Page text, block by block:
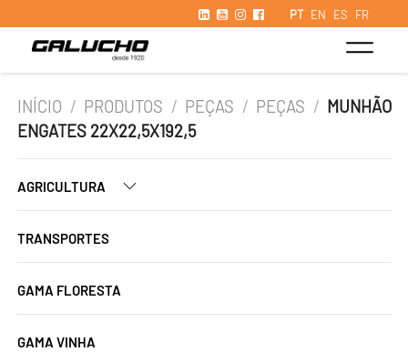
PT EN ES FR
INÍCIO / PRODUTOS / PEÇAS / PEÇAS / MUNHÃO
ENGATES 22X22,5X192,5
AGRICULTURA
TRANSPORTES
GAMA FLORESTA
GAMA VINHA